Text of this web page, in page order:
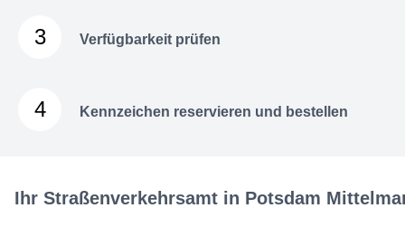
3 Verfügbarkeit prüfen
4 Kennzeichen reservieren und bestellen
Ihr Straßenverkehrsamt in Potsdam